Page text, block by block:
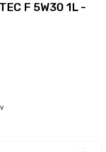
F 5W30 1L -